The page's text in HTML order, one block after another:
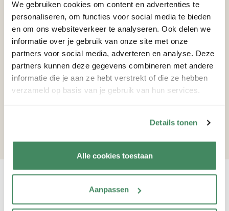
We gebruiken cookies om content en advertenties te
personaliseren, om functies voor social media te bieden
en om ons websiteverkeer te analyseren. Ook delen we
informatie over je gebruik van onze site met onze
partners voor social media, adverteren en analyse. Deze
partners kunnen deze gegevens combineren met andere
informatie die je aan ze hebt verstrekt of die ze hebben
verzameld op basis van je gebruik van hun services.
Details tonen
Alle cookies toestaan
Aanpassen
de opvang. Maar doordat er vaste
gezichten zijn en weinig verloop van
personeel, voelen onze kinderen zich
helemaal thuis! Ook zien de
pedagogisch medewerkers ieder kind
als individu. Zij stimuleren de
ontwikkeling, ondernemen activiteiten
en laten kinderen lekker spelen.”